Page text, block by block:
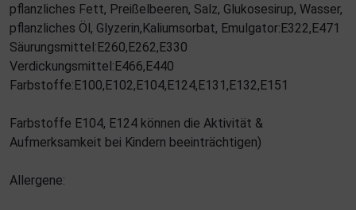
pflanzliches Fett, Preißelbeeren, Salz, Glukosesirup, Wasser,
pflanzliches Öl, Glyzerin,Kaliumsorbat, Emulgator:E322,E471
Säurungsmittel:E260,E262,E330
Verdickungsmittel:E466,E440
Farbstoffe:E100,E102,E104,E124,E131,E132,E151
Farbstoffe E104, E124 können die Aktivität &
Aufmerksamkeit bei Kindern beeinträchtigen)
Allergene: